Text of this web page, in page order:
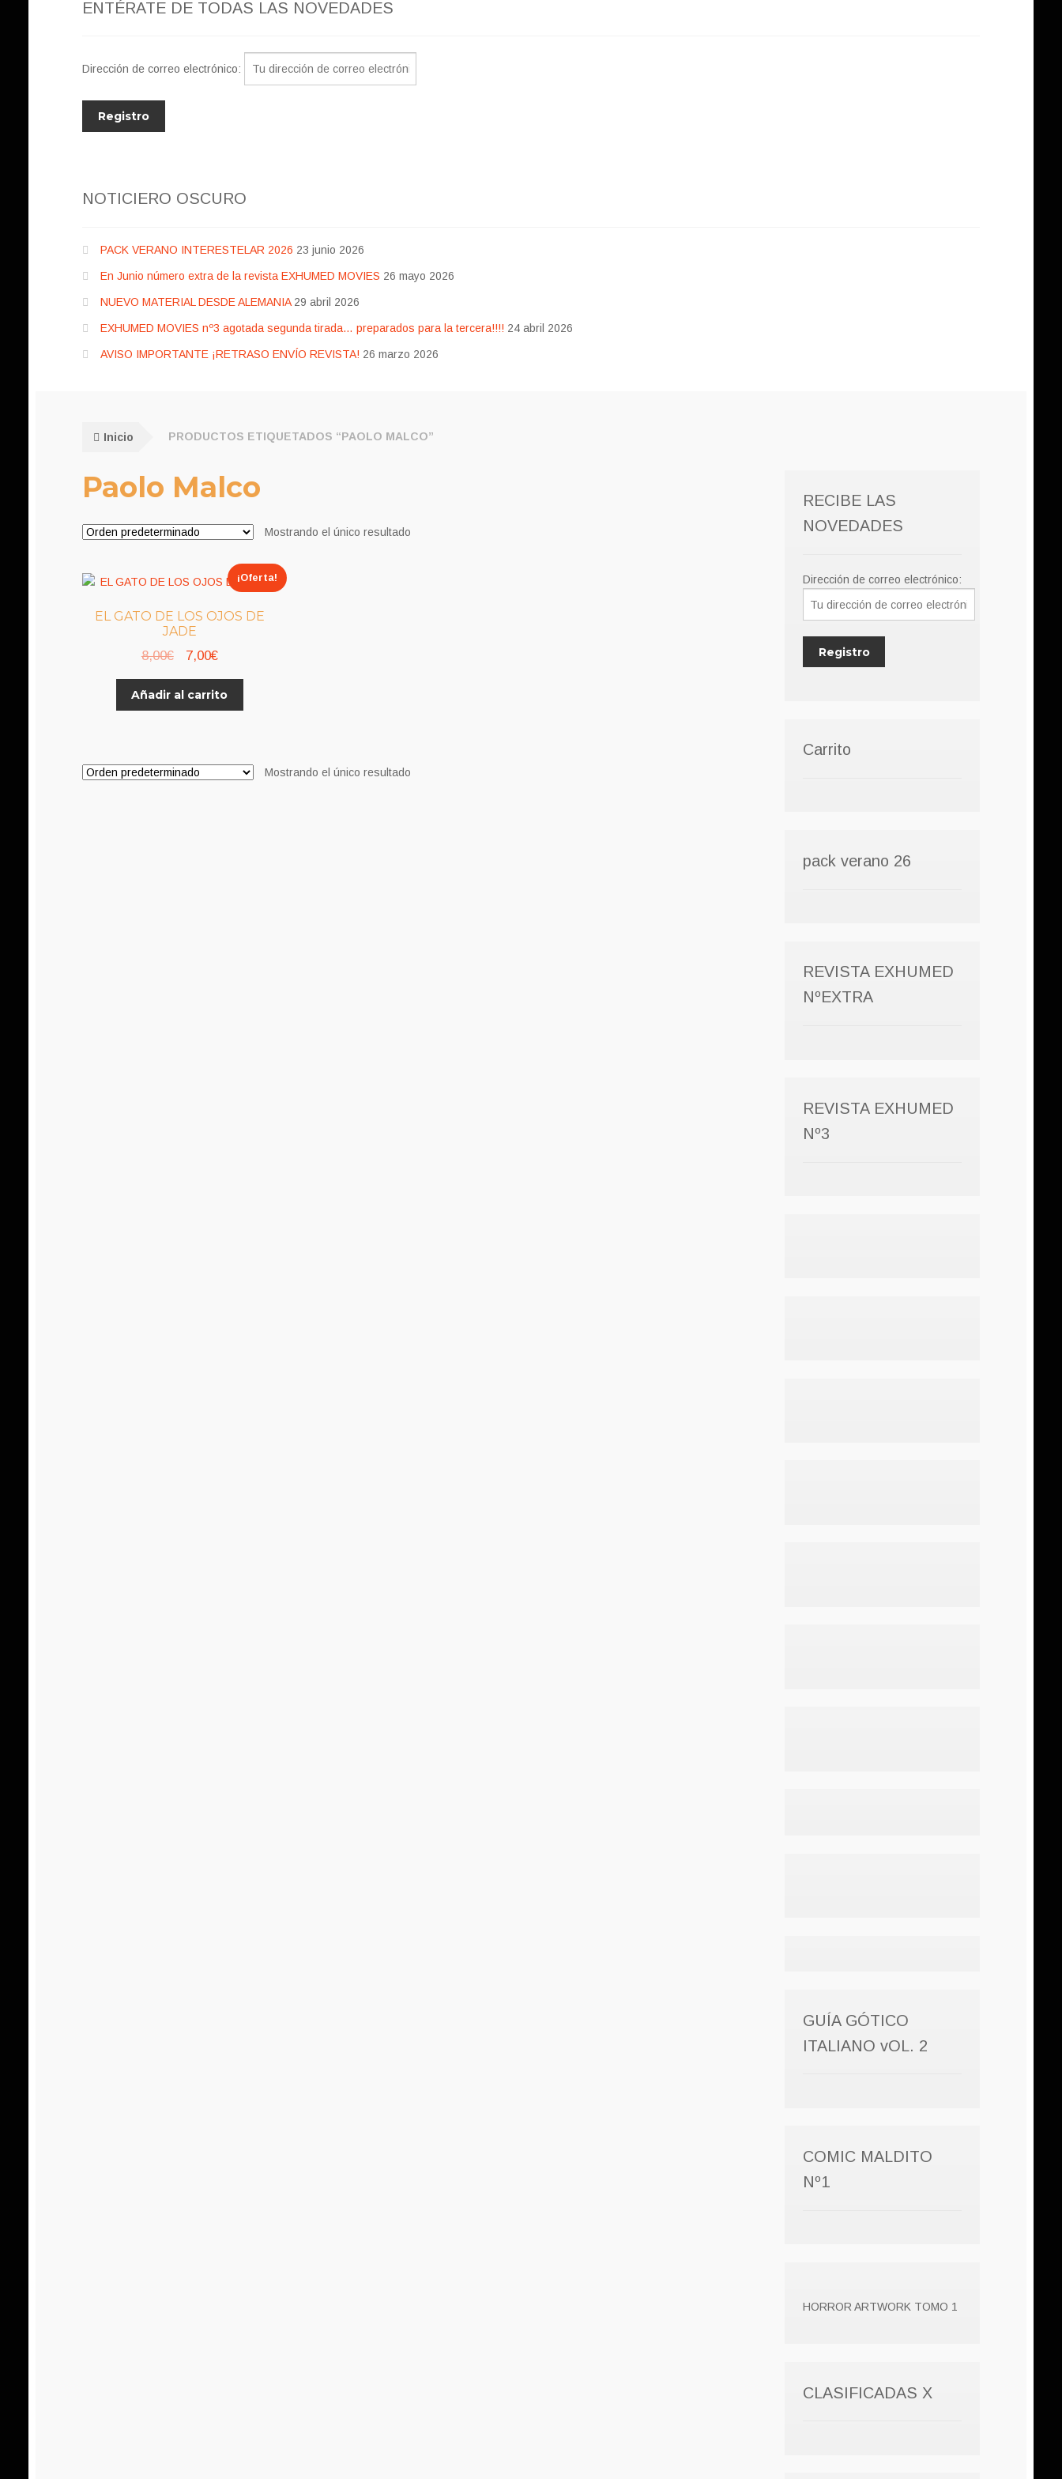
ENTÉRATE DE TODAS LAS NOVEDADES
Dirección de correo electrónico:
NOTICIERO OSCURO
PACK VERANO INTERESTELAR 2026 23 junio 2026
En Junio número extra de la revista EXHUMED MOVIES 26 mayo 2026
NUEVO MATERIAL DESDE ALEMANIA 29 abril 2026
EXHUMED MOVIES nº3 agotada segunda tirada… preparados para la tercera!!!! 24 abril 2026
AVISO IMPORTANTE ¡RETRASO ENVÍO REVISTA! 26 marzo 2026
Inicio PRODUCTOS ETIQUETADOS “PAOLO MALCO”
Paolo Malco
Mostrando el único resultado
EL GATO DE LOS OJOS DE
JADE
¡Oferta!
8,00€
El
precio
original
7,00€El
precio
actual
Añadir al carrito
Mostrando el único resultado
RECIBE LAS
NOVEDADES
Dirección de correo electrónico:
Carrito
pack verano 26
REVISTA EXHUMED
NºEXTRA
REVISTA EXHUMED
Nº3
GUÍA GÓTICO
ITALIANO vOL. 2
COMIC MALDITO
Nº1
HORROR ARTWORK TOMO 1
CLASIFICADAS X